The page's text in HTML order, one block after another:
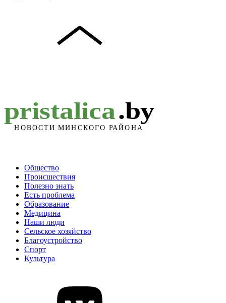
Общество
Происшествия
Полезно знать
Есть проблема
Образование
Медицина
Наши люди
Сельское хозяйство
Благоустройство
Спорт
Культура